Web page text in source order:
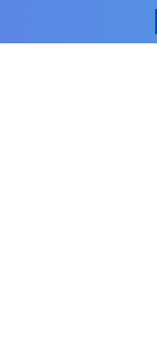
window.googletag =